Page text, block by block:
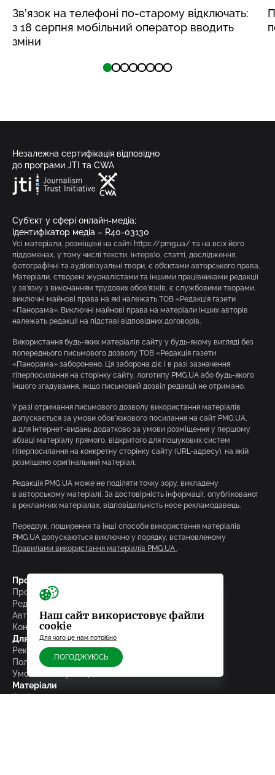
Зв’язок на телефоні по-старому відключать:
з 18 серпня мобільний оператор вводить
зміни
Незалежна сертифікація відповідно
до програми JTI та CWA
Суб’єкт у сфері онлайн-медіа;
ідентифікатор медіа – R40-03130
Усі матеріали, розміщені на сайті https://pmg.ua/ та на всіх його
піддоменах, у тому числі тексти, інтерв’ю, статті, дослідження,
фотографічні та аудіовізуальні твори, є об’єктами авторського права.
Матеріали, створені журналістами та іншими працівниками редакції
у зв’язку з виконанням трудових обов’язків, є службовими творами,
виключні майнові права на які належать ТОВ «Редакція газети
«Панорама». Виключні майнові права на матеріали інших авторів
належать редакції на підставі відповідних договорів.
Використання будь-яких матеріалів сайту у будь-якому вигляді без
попереднього письмового дозволу ТОВ «Редакція газети
«Панорама» заборонено. Ця заборона діє і в разі зазначення
гіперпосилання на сторінку сайту, логотипу PMG.UA або будь-якого
іншого згадування, якщо письмовий дозвіл редакції не отримано.
У разі отримання письмового дозволу використання матеріалів
допускається за умови обов’язкового посилання на сайт PMG.UA,
а для інтернет-видань додатково за умови розміщення у першому
абзаці матеріалу прямого, відкритого для пошукових систем
гіперпосилання на конкретну сторінку сайту (URL-адресу), на якій
розміщено оригінальний матеріал.
Редакція PMG.UA може не поділяти точку зору, викладену
в авторському матеріалі. За достовірність інформації, опублікованої
в рекламних матеріалах, відповідальність несе рекламодавець.
Передрук, поширення та інші способи використання матеріалів
PMG.UA допускаються виключно у порядку, встановленому
Правилами використання матеріалів PMG.UA .
Про редакцію
Про нас
Редакційна політика
Автори та редактори сайту
Контакти
Для партнерів і користувачів
Реклама на сайті
Політика конфіденційності
Умови експлуатації
Матеріали
Архів
Наш сайт використовує файли
cookie
Для чого це нам потрібно
ПОГОДЖУЮСЬ